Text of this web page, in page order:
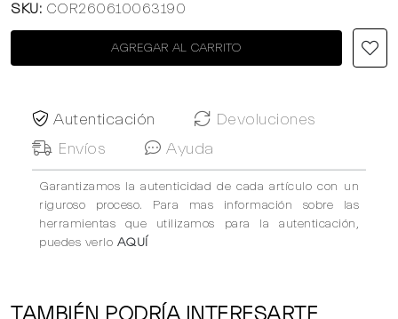
SKU: COR260610063190
AGREGAR AL CARRITO
Autenticación
Devoluciones
Envíos
Ayuda
Garantizamos la autenticidad de cada artículo con un
riguroso proceso. Para mas información sobre las
herramientas que utilizamos para la autenticación,
puedes verlo AQUÍ
TAMBIÉN PODRÍA INTERESARTE